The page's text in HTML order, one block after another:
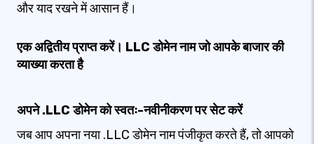
और याद रखने में आसान हैं।
एक अद्वितीय प्राप्त करें। LLC डोमेन नाम जो आपके बाजार की
व्याख्या करता है
अपने .LLC डोमेन को स्वतः-नवीनीकरण पर सेट करें
जब आप अपना नया .LLC डोमेन नाम पंजीकृत करते हैं, तो आपको